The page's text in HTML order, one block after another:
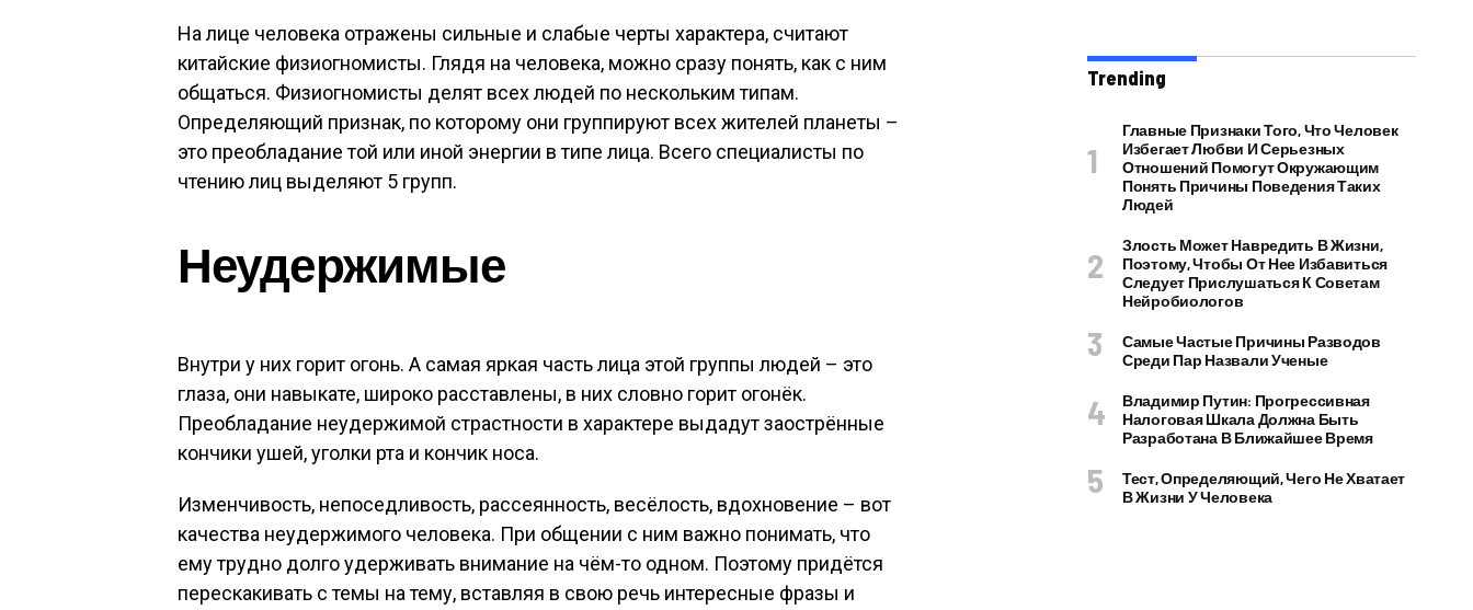
На лице человека отражены сильные и слабые черты характера, считают
китайские физиогномисты. Глядя на человека, можно сразу понять, как с ним
общаться. Физиогномисты делят всех людей по нескольким типам.
Определяющий признак, по которому они группируют всех жителей планеты –
это преобладание той или иной энергии в типе лица. Всего специалисты по
чтению лиц выделяют 5 групп.
Неудержимые
Внутри у них горит огонь. А самая яркая часть лица этой группы людей – это
глаза, они навыкате, широко расставлены, в них словно горит огонёк.
Преобладание неудержимой страстности в характере выдадут заострённые
кончики ушей, уголки рта и кончик носа.
Изменчивость, непоседливость, рассеянность, весёлость, вдохновение – вот
качества неудержимого человека. При общении с ним важно понимать, что
ему трудно долго удерживать внимание на чём-то одном. Поэтому придётся
перескакивать с темы на тему, вставляя в свою речь интересные фразы и
Trending
Главные Признаки Того, Что Человек
Избегает Любви И Серьезных
Отношений Помогут Окружающим
Понять Причины Поведения Таких
Людей
Злость Может Навредить В Жизни,
Поэтому, Чтобы От Нее Избавиться
Следует Прислушаться К Советам
Нейробиологов
Самые Частые Причины Разводов
Среди Пар Назвали Ученые
Владимир Путин: Прогрессивная
Налоговая Шкала Должна Быть
Разработана В Ближайшее Время
Тест, Определяющий, Чего Не Хватает
В Жизни У Человека